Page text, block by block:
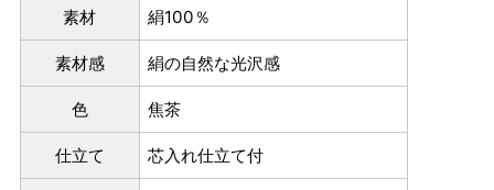
素材 絹100％
素材感 絹の自然な光沢感
色 焦茶
仕立て 芯入れ仕立て付